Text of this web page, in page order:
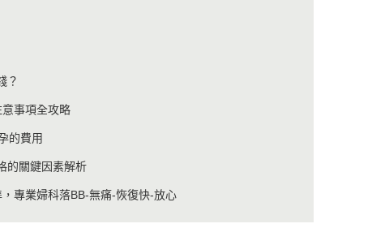
？
事項全攻略
的費用
的關鍵因素解析
專業婦科落BB-無痛-恢復快-放心